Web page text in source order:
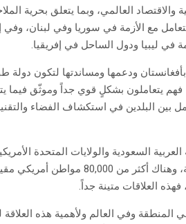
العالمي، وبما يتعلق بحرية
مع الأزمة في سوريا وفي لبنان، وفي
في ليبيا ودول الساحل في إفريقيا.
‏ودعمها ومساندتها لتكون دولة
فهم يتعاملون بشكلٍ قوي جداً وموثّق فيما
بين البلدين في استكشاف الفضاء
السعودية والولايات المتحدة
ومئات الآلاف من أبنائنا وبناتنا تعلموا في الولايات المتحدة
العلاقات متينة جداً.
وفي العالم ولأهمية هذه العلاقة